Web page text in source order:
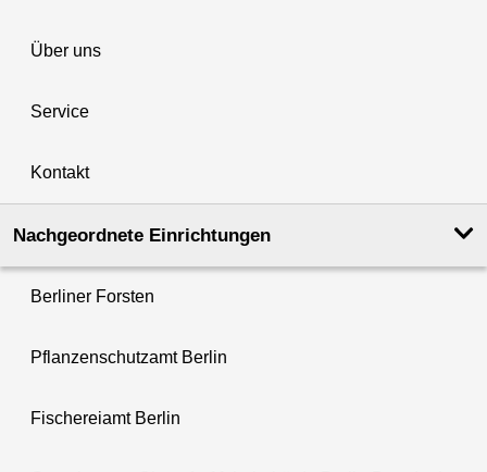
Über uns
Service
Kontakt
Nachgeordnete Einrichtungen
Berliner Forsten
Pflanzenschutzamt Berlin
Fischereiamt Berlin